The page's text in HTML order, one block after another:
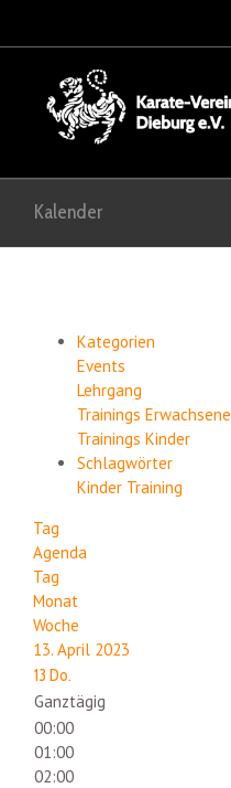
Kalender
Kategorien
Events
Lehrgang
Trainings Erwachsene
Trainings Kinder
Schlagwörter
Kinder Training
Tag
Agenda
Tag
Monat
Woche
13. April 2023
13 Do.
Ganztägig
00:00
01:00
02:00